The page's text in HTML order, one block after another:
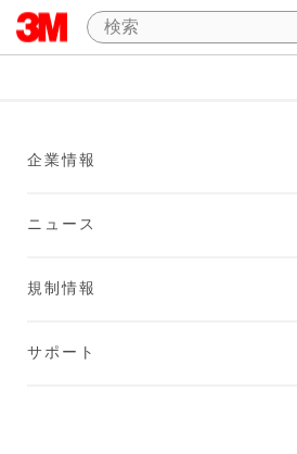
企業情報
ニュース
規制情報
サポート